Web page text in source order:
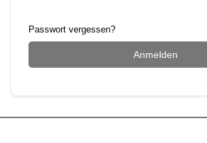
Passwort vergessen?
Anmelden